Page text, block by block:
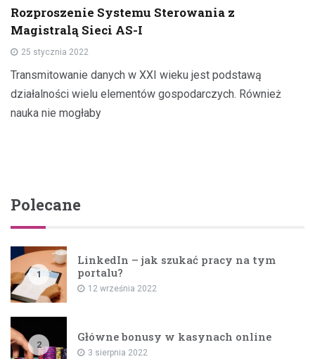
Rozproszenie Systemu Sterowania z
Magistralą Sieci AS-I
25 stycznia 2022
Transmitowanie danych w XXI wieku jest podstawą
działalności wielu elementów gospodarczych. Również
nauka nie mogłaby
Polecane
1
LinkedIn – jak szukać pracy na tym
portalu?
12 września 2022
2
Główne bonusy w kasynach online
3 sierpnia 2022